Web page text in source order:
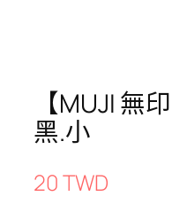
【MUJI 無
黑.小
20 TWD